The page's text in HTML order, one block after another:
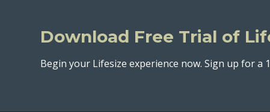
Download Free Trial of
Begin your Lifesize experience now. Sign up for a